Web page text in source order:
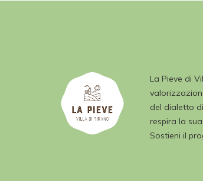
La Pieve di
del dialetto
respira la
Sostieni il